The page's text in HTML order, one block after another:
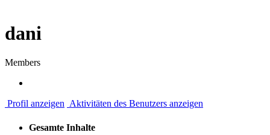
dani
Members
Profil anzeigen Aktivitäten des Benutzers anzeigen
Gesamte Inhalte